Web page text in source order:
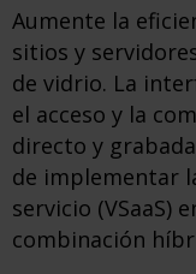
Aumente la
sitios y
de vidrio. La
el acceso y la
directo y
de implementar
servicio (VSaaS)
combinación